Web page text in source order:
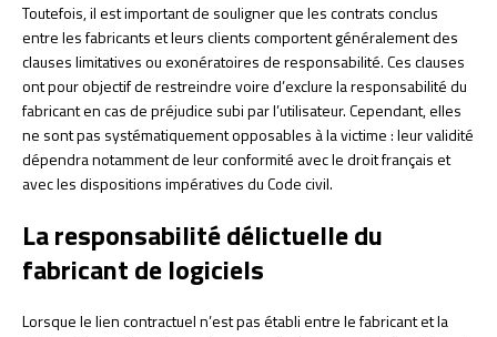
Toutefois, il est important de souligner que les contrats conclus
entre les fabricants et leurs clients comportent généralement des
clauses limitatives ou exonératoires de responsabilité. Ces clauses
ont pour objectif de restreindre voire d’exclure la responsabilité du
fabricant en cas de préjudice subi par l’utilisateur. Cependant, elles
ne sont pas systématiquement opposables à la victime : leur validité
dépendra notamment de leur conformité avec le droit français et
avec les dispositions impératives du Code civil.
La responsabilité délictuelle du
fabricant de logiciels
Lorsque le lien contractuel n’est pas établi entre le fabricant et la